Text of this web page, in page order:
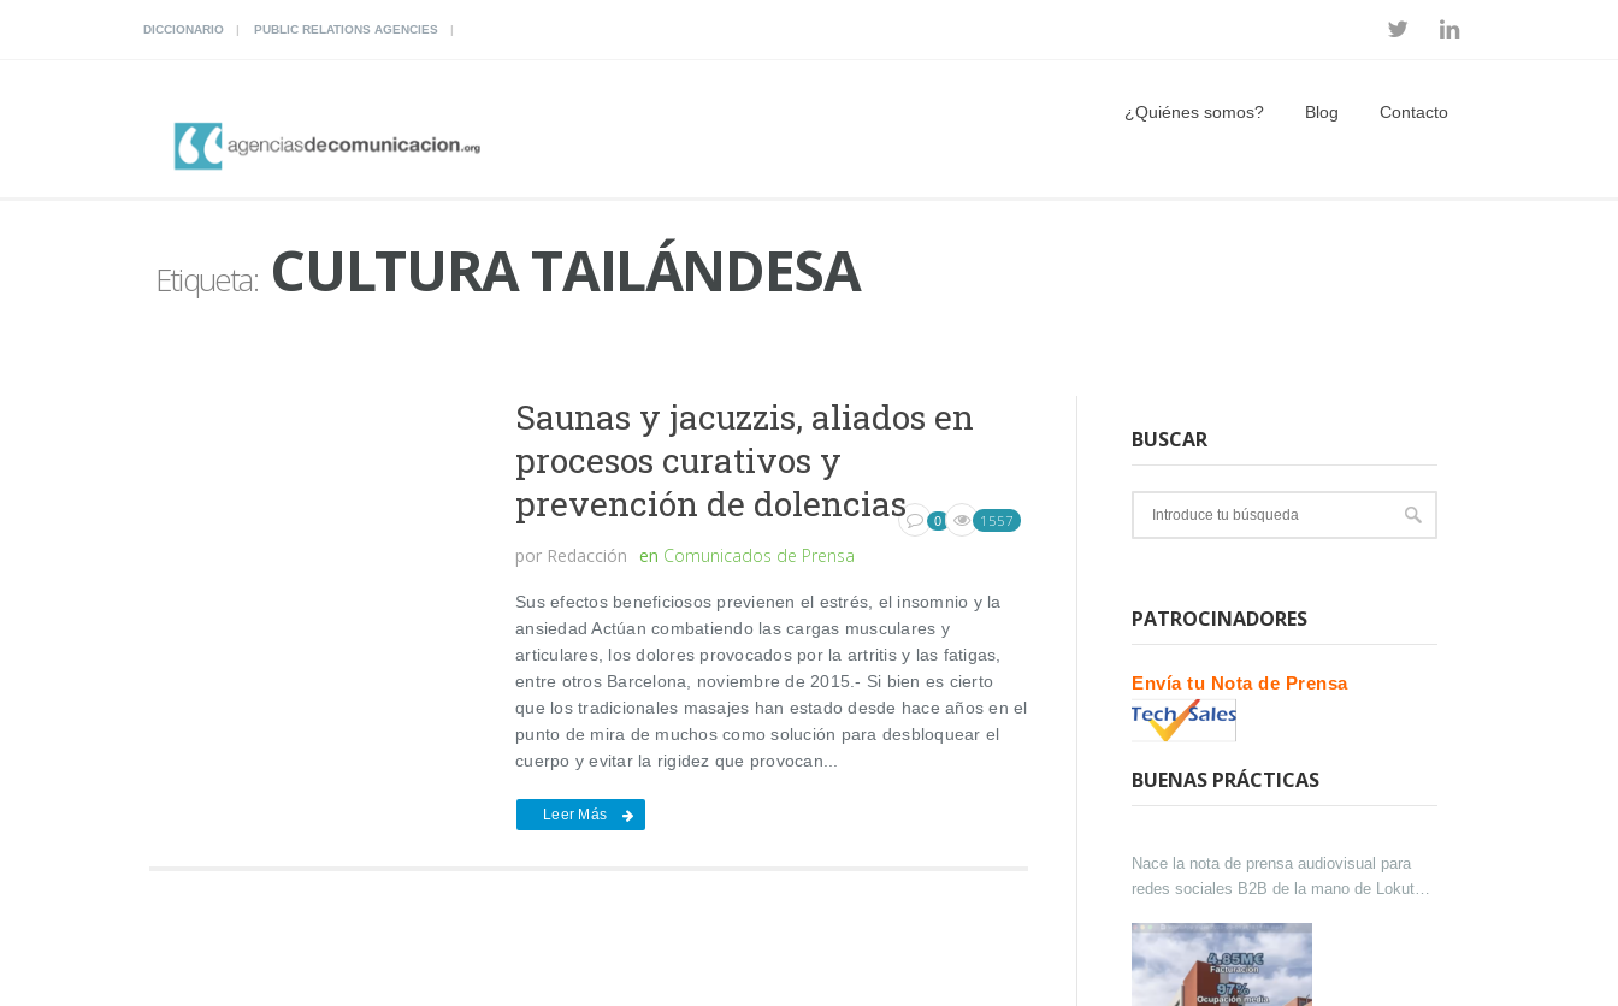
DICCIONARIO PUBLIC RELATIONS AGENCIES
¿Quiénes somos? Blog Contacto
Etiqueta:CULTURA TAILÁNDESA
Saunas y jacuzzis, aliados en
procesos curativos y
prevención de dolencias
por Redacción en Comunicados de Prensa
0 1557
Sus efectos beneficiosos previenen el estrés, el insomnio y la
ansiedad Actúan combatiendo las cargas musculares y
articulares, los dolores provocados por la artritis y las fatigas,
entre otros Barcelona, noviembre de 2015.- Si bien es cierto
que los tradicionales masajes han estado desde hace años en el
punto de mira de muchos como solución para desbloquear el
cuerpo y evitar la rigidez que provocan...
Leer Más
BUSCAR
PATROCINADORES
Envía tu Nota de Prensa
BUENAS PRÁCTICAS
Nace la nota de prensa audiovisual para
redes sociales B2B de la mano de Lokutor